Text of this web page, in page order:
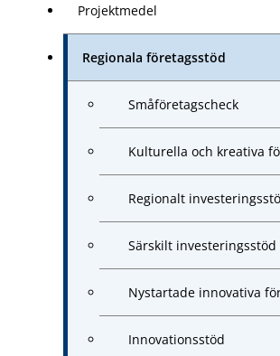
Projektmedel
Regionala företagsstöd
Småföretagscheck
Kulturella och kreativa
Regionalt
Särskilt investeringsstöd
Nystartade innovativa
Innovationsstöd